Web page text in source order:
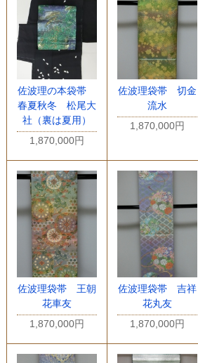
佐波理の本袋帯
春夏秋冬 松尾大
社（裏は夏用）
1,870,000円
佐波理袋帯 切金
流水
1,870,000円
佐波理袋帯 王朝
花車友
1,870,000円
佐波理袋帯 吉祥
花丸友
1,870,000円